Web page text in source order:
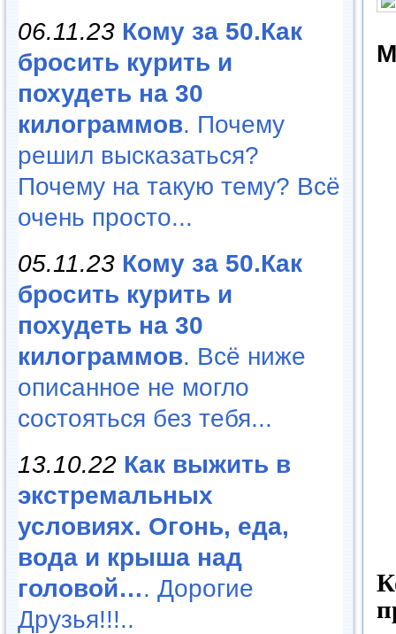
06.11.23 Кому за 50.Как
бросить курить и
похудеть на 30
килограммов. Почему
решил высказаться?
Почему на такую тему? Всё
очень просто...
05.11.23 Кому за 50.Как
бросить курить и
похудеть на 30
килограммов. Всё ниже
описанное не могло
состояться без тебя...
13.10.22 Как выжить в
экстремальных
условиях. Огонь, еда,
вода и крыша над
головой…. Дорогие
Друзья!!!..